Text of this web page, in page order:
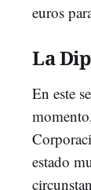
euros
La
En este
estado